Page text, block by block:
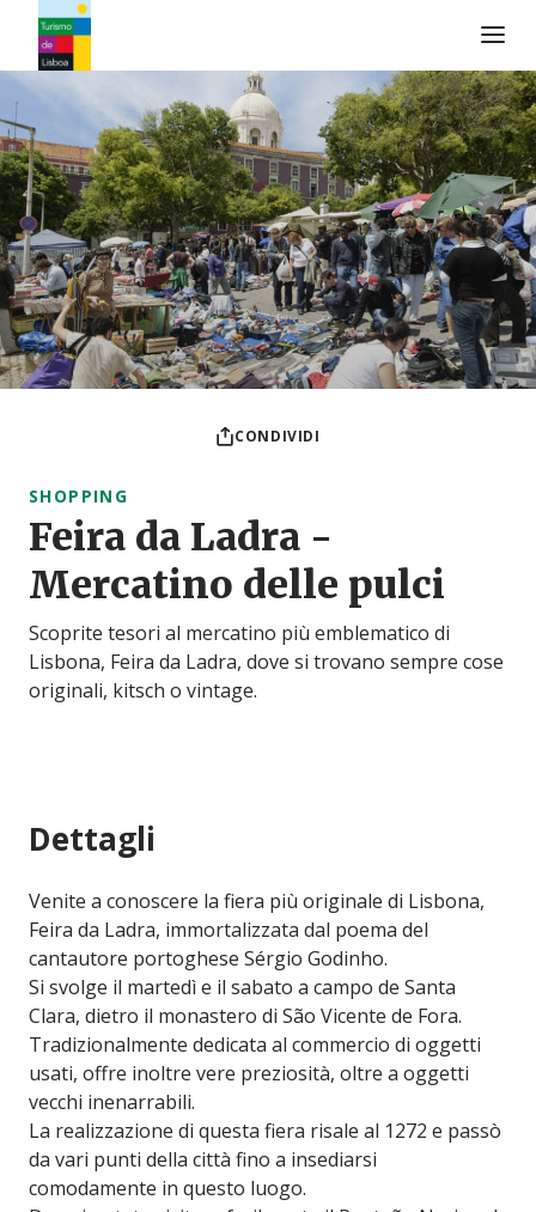
Logo di Turismo de Lisboa
CONDIVIDI
SHOPPING
Feira da Ladra -
Mercatino delle pulci
Scoprite tesori al mercatino più emblematico di
Lisbona, Feira da Ladra, dove si trovano sempre cose
originali, kitsch o vintage.
Dettagli
Venite a conoscere la fiera più originale di Lisbona,
Feira da Ladra, immortalizzata dal poema del
cantautore portoghese Sérgio Godinho.
Si svolge il martedì e il sabato a campo de Santa
Clara, dietro il monastero di São Vicente de Fora.
Tradizionalmente dedicata al commercio di oggetti
usati, offre inoltre vere preziosità, oltre a oggetti
vecchi inenarrabili.
La realizzazione di questa fiera risale al 1272 e passò
da vari punti della città fino a insediarsi
comodamente in questo luogo.